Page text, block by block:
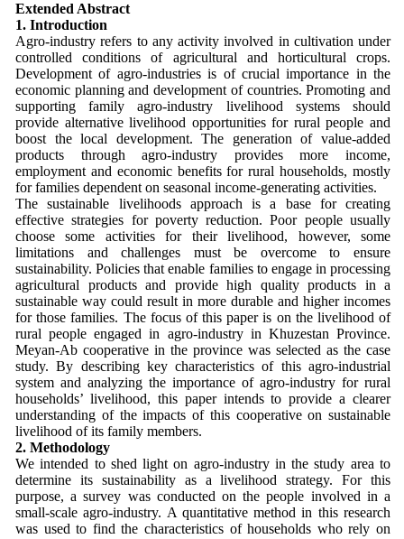
Extended Abstract
1. Introduction
Agro-industry refers to any activity involved in cultivation under
controlled conditions of agricultural and horticultural crops.
Development of agro-industries is of crucial importance in the
economic planning and development of countries. Promoting and
supporting family agro-industry livelihood systems should
provide alternative livelihood opportunities for rural people and
boost the local development. The generation of value-added
products through agro-industry provides more income,
employment and economic benefits for rural households, mostly
for families dependent on seasonal income-generating activities.
The sustainable livelihoods approach is a base for creating
effective strategies for poverty reduction. Poor people usually
choose some activities for their livelihood, however, some
limitations and challenges must be overcome to ensure
sustainability. Policies that enable families to engage in processing
agricultural products and provide high quality products in a
sustainable way could result in more durable and higher incomes
for those families. The focus of this paper is on the livelihood of
rural people engaged in agro-industry in Khuzestan Province.
Meyan-Ab cooperative in the province was selected as the case
study. By describing key characteristics of this agro-industrial
system and analyzing the importance of agro-industry for rural
households’ livelihood, this paper intends to provide a clearer
understanding of the impacts of this cooperative on sustainable
livelihood of its family members.
2. Methodology
We intended to shed light on agro-industry in the study area to
determine its sustainability as a livelihood strategy. For this
purpose, a survey was conducted on the people involved in a
small-scale agro-industry. A quantitative method in this research
was used to find the characteristics of households who rely on